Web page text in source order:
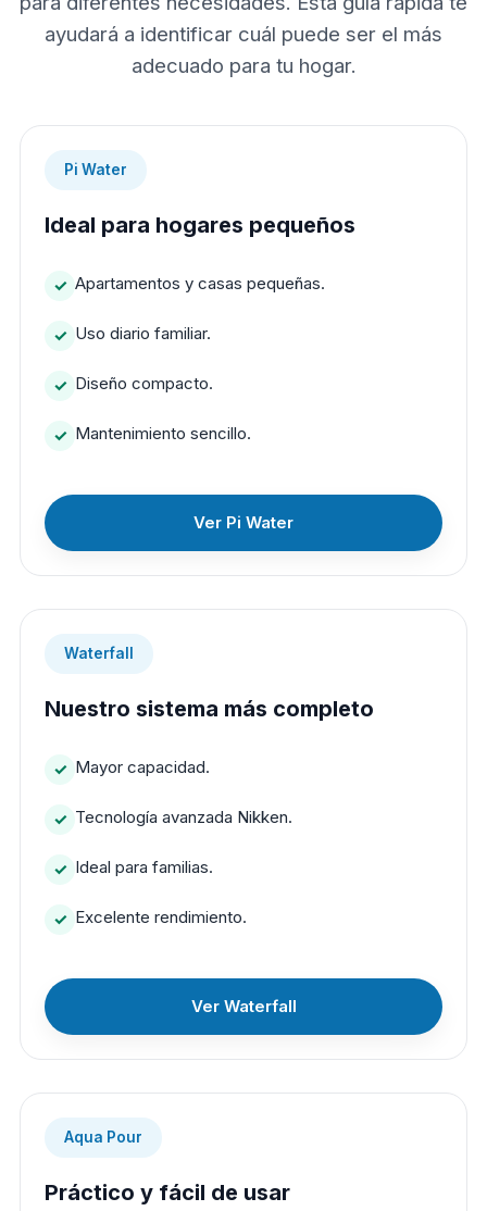
ayudará a identificar cuál puede ser el más
adecuado para tu hogar.
Pi Water
Ideal para hogares pequeños
Apartamentos y casas pequeñas.
Uso diario familiar.
Diseño compacto.
Mantenimiento sencillo.
Ver Pi Water
Waterfall
Nuestro sistema más completo
Mayor capacidad.
Tecnología avanzada Nikken.
Ideal para familias.
Excelente rendimiento.
Ver Waterfall
Aqua Pour
Práctico y fácil de usar